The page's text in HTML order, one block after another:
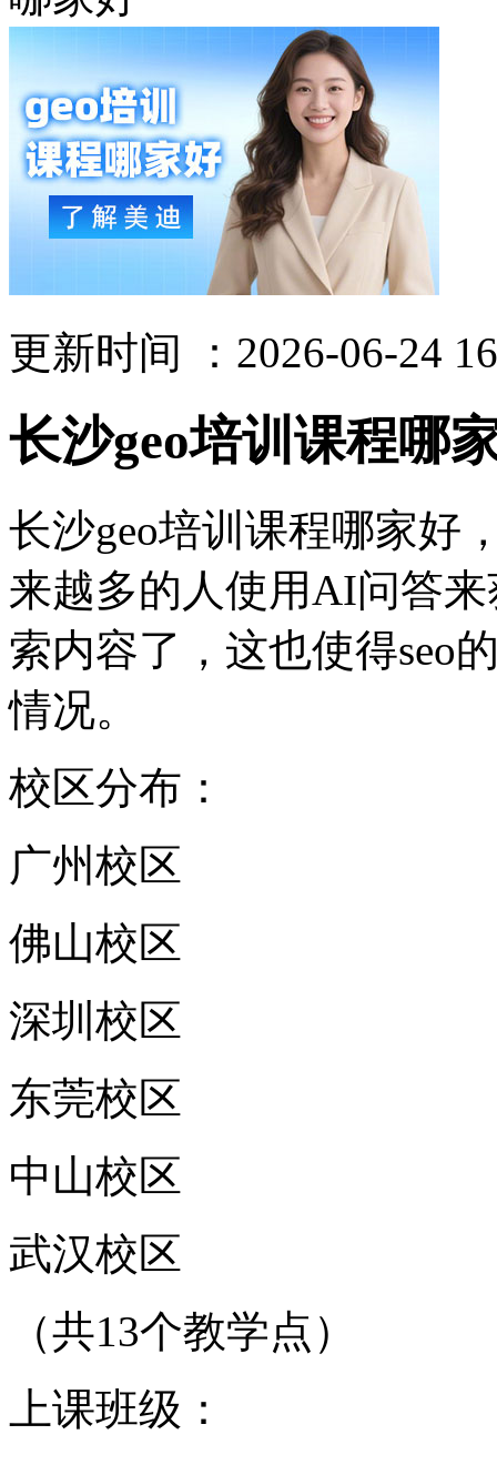
更新时间 ：2026-06-24
长沙geo培训课程哪
长沙geo培训课程哪家好
来越多的人使用AI问答
索内容了，这也使得seo
情况。
校区分布：
广州校区
佛山校区
深圳校区
东莞校区
中山校区
武汉校区
（共13个教学点）
上课班级：